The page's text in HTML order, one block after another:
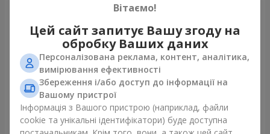
Фонтан куль “Світ чудес”
Замовити
Коллекция шариков "День
рождения" (с Тедди)
Замовити
Вітаємо!
Цей сайт запитує Вашу згоду на
обробку Ваших даних
Персоналізована реклама, контент, аналітика,
вимірювання ефективності
Збереження і/або доступ до інформації на
Вашому пристрої
Інформація з Вашого пристрою (наприклад, файли
cookie та унікальні ідентифікатори) буде доступна